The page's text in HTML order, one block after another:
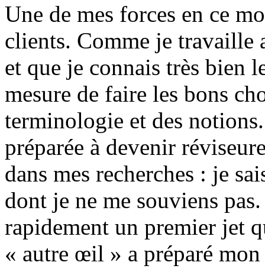
Une de mes forces en ce
clients. Comme je travaille
et que je connais très bien
mesure de faire les bons
terminologie et des
préparée à devenir
dans mes recherches : je
dont je ne me souviens
rapidement un premier jet
« autre œil » a préparé